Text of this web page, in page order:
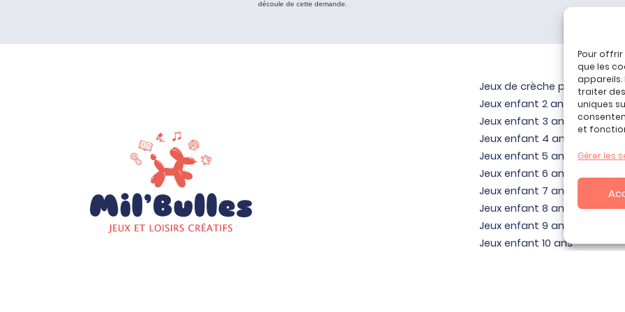
Pour offrir
que les
traiter
uniques
et
Gérer les
découle de cette demande.
Jeux de crèche pour bébé
Jeux enfant 2 ans
Jeux enfant 3 ans
Jeux enfant 4 ans
Jeux enfant 5 ans
Jeux enfant 6 ans
Jeux enfant 7 ans
Jeux enfant 8 ans
Jeux enfant 9 ans
Jeux enfant 10 ans